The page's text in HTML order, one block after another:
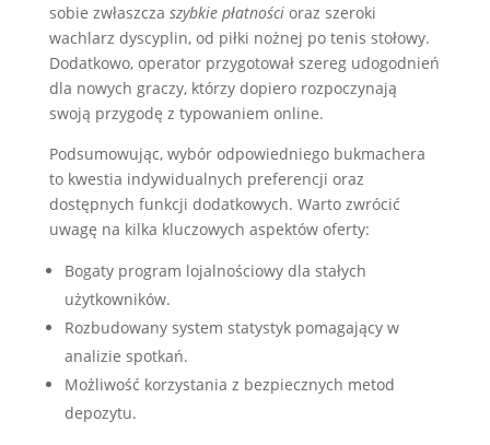
sobie zwłaszcza szybkie płatnościoraz szeroki
wachlarz dyscyplin, od piłki nożnej po tenis stołowy.
Dodatkowo, operator przygotował szereg udogodnień
dla nowych graczy, którzy dopiero rozpoczynają
swoją przygodę z typowaniem online.
Podsumowując, wybór odpowiedniego bukmachera
to kwestia indywidualnych preferencji oraz
dostępnych funkcji dodatkowych. Warto zwrócić
uwagę na kilka kluczowych aspektów oferty:
Bogaty program lojalnościowy dla stałych
użytkowników.
Rozbudowany system statystyk pomagający w
analizie spotkań.
Możliwość korzystania z bezpiecznych metod
depozytu.